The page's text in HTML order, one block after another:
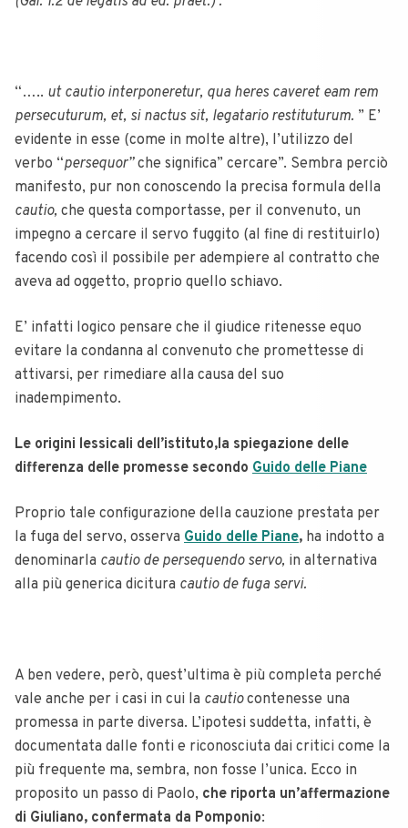
“….. ut cautio interponeretur, qua heres caveret eam rem
persecuturum, et, si nactus sit, legatario restituturum. ” E’
evidente in esse (come in molte altre), l’utilizzo del
verbo “persequor”che significa” cercare”. Sembra perciò
manifesto, pur non conoscendo la precisa formula della
cautio, che questa comportasse, per il convenuto, un
impegno a cercare il servo fuggito (al fine di restituirlo)
facendo così il possibile per adempiere al contratto che
aveva ad oggetto, proprio quello schiavo.
E’ infatti logico pensare che il giudice ritenesse equo
evitare la condanna al convenuto che promettesse di
attivarsi, per rimediare alla causa del suo
inadempimento.
Le origini lessicali dell’istituto,la spiegazione delle
differenza delle promesse secondo Guido delle Piane
Proprio tale configurazione della cauzione prestata per
la fuga del servo, osserva Guido delle Piane, ha indotto a
denominarla cautio de persequendo servo, in alternativa
alla più generica dicitura cautio de fuga servi.
A ben vedere, però, quest’ultima è più completa perché
vale anche per i casi in cui la cautiocontenesse una
promessa in parte diversa. L’ipotesi suddetta, infatti, è
documentata dalle fonti e riconosciuta dai critici come la
più frequente ma, sembra, non fosse l’unica. Ecco in
proposito un passo di Paolo, che riporta un’affermazione
di Giuliano, confermata da Pomponio: